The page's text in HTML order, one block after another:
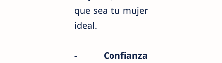
que sea tu mujer
ideal.
- Confianza